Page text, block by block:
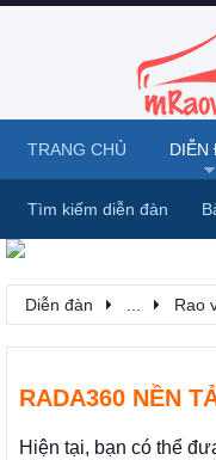
Diễn đàn Rao
RADA360 NỀN
Hiện tại, bạn có thể
TRANG CHỦ DIỄN
Tìm kiếm diễn đàn